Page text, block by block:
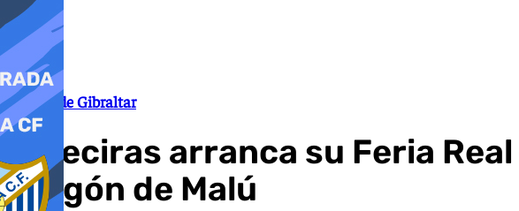
Campo de Gibraltar
Algeciras arranca su Feria
pregón de Malú